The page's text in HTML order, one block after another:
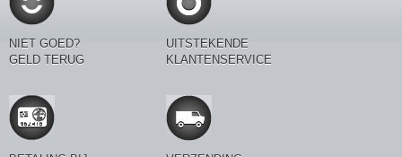
NIET GOED?
GELD TERUG
UITSTEKENDE
KLANTENSERVICE